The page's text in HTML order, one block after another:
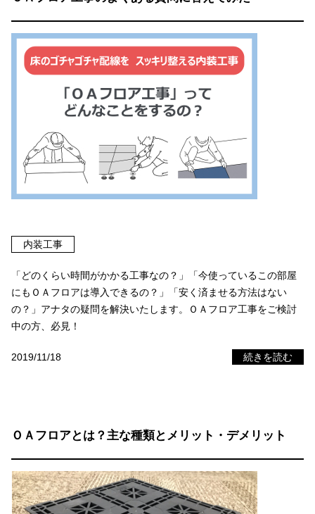
内装工事
「どのくらい時間がかかる工事なの？」「今使っているこの部屋
にもＯＡフロアは導入できるの？」「安く済ませる方法はない
の？」アナタの疑問を解決いたします。ＯＡフロア工事をご検討
中の方、必見！
2019/11/18 続きを読む
ＯＡフロアとは？主な種類とメリット・デメリット